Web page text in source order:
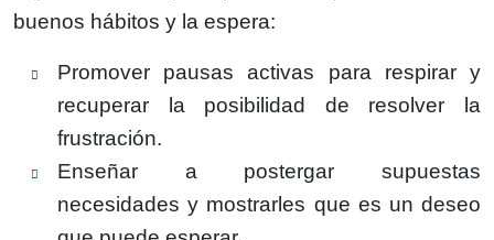
buenos hábitos y la espera:
Promover pausas activas para respirar y
recuperar la posibilidad de resolver la
frustración.
Enseñar a postergar supuestas
necesidades y mostrarles que es un deseo